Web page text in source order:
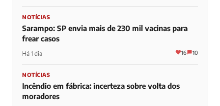
NOTÍCIAS
Sarampo: SP envia mais de 230 mil vacinas para
frear casos
Há 1 dia 16 10
NOTÍCIAS
Incêndio em fábrica: incerteza sobre volta dos
moradores